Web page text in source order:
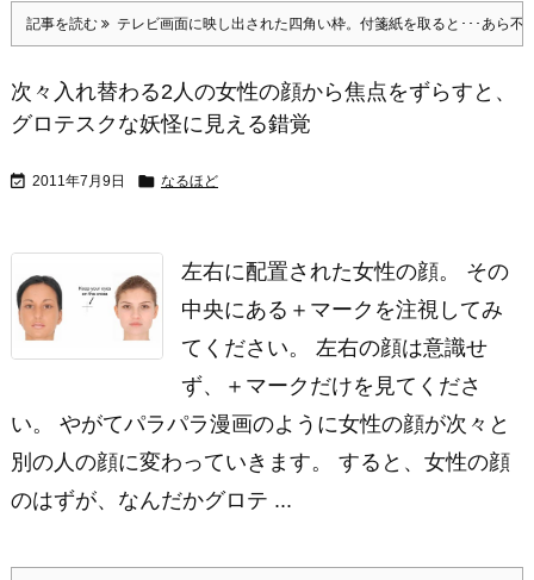
記事を読む テレビ画面に映し出された四角い枠。付箋紙を取ると･･･あら不
次々入れ替わる2人の女性の顔から焦点をずらすと、
グロテスクな妖怪に見える錯覚
 2011年7月9日  なるほど
左右に配置された女性の顔。 その
中央にある＋マークを注視してみ
てください。 左右の顔は意識せ
ず、＋マークだけを見てくださ
い。 やがてパラパラ漫画のように女性の顔が次々と
別の人の顔に変わっていきます。 すると、女性の顔
のはずが、なんだかグロテ ...